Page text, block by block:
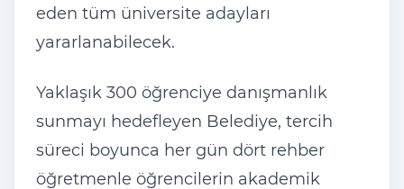
eden tüm üniversite adayları
yararlanabilecek.
Yaklaşık 300 öğrenciye danışmanlık
sunmayı hedefleyen Belediye, tercih
süreci boyunca her gün dört rehber
öğretmenle öğrencilerin akademik